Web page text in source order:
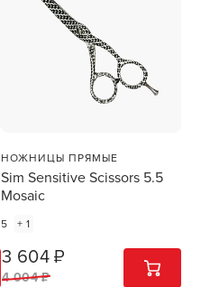
НОЖНИЦЫ ПРЯМЫЕ
Sim Sensitive Scissors 5.5
Mosaic
5 + 1
3 604 ₽
4 004 ₽
1 ШТ